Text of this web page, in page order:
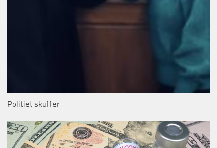
Politiet skuffer